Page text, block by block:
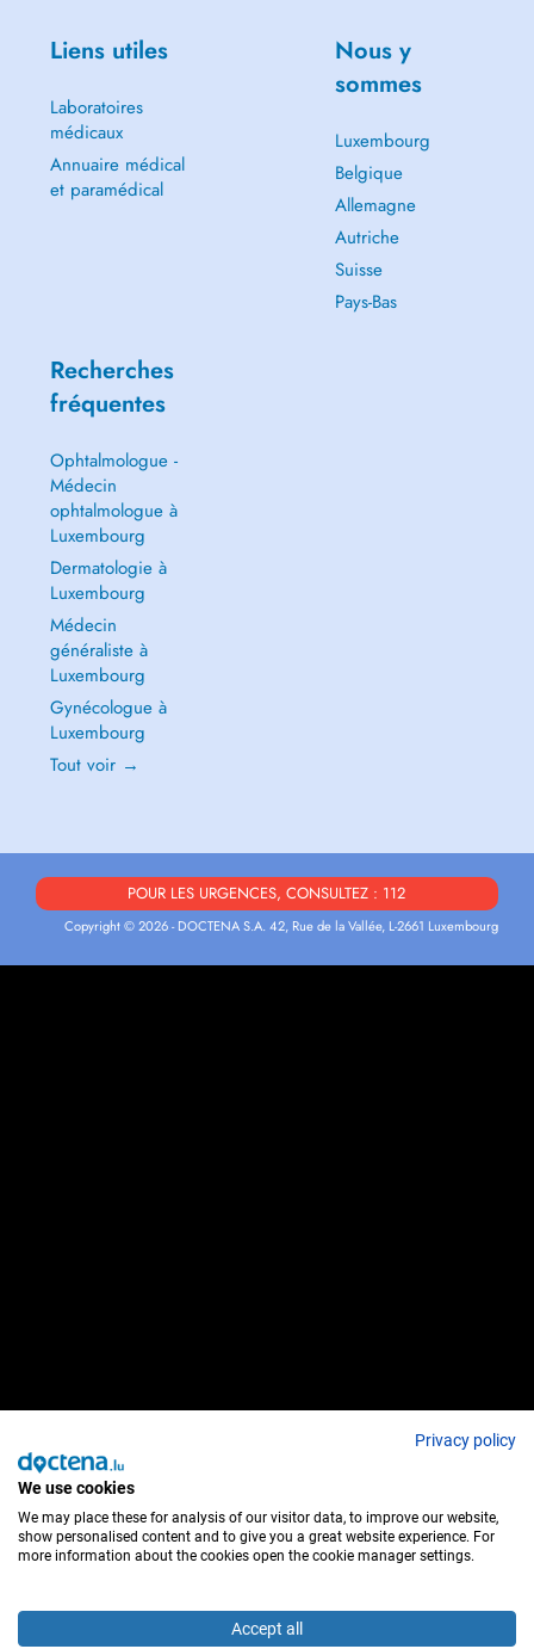
Liens utiles
Laboratoires
médicaux
Annuaire médical
et paramédical
Nous y
sommes
Luxembourg
Belgique
Allemagne
Autriche
Suisse
Pays-Bas
Recherches
fréquentes
Ophtalmologue -
Médecin
ophtalmologue à
Luxembourg
Dermatologie à
Luxembourg
Médecin
généraliste à
Luxembourg
Gynécologue à
Luxembourg
Tout voir →
POUR LES URGENCES, CONSULTEZ : 112
Copyright © 2026 - DOCTENA S.A. 42, Rue de la Vallée, L-2661 Luxembourg
Privacy policy
We use cookies
We may place these for analysis of our visitor data, to improve our website,
show personalised content and to give you a great website experience. For
more information about the cookies open the cookie manager settings.
Accept all